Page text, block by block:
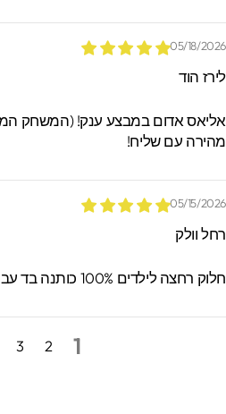
05/18/
הוד
עם שליח!
05/15/
וולק
רחצה לילדים 100% כותנה בד עבה רק ₪89 | יש כפל מבצעים!
1
2
3